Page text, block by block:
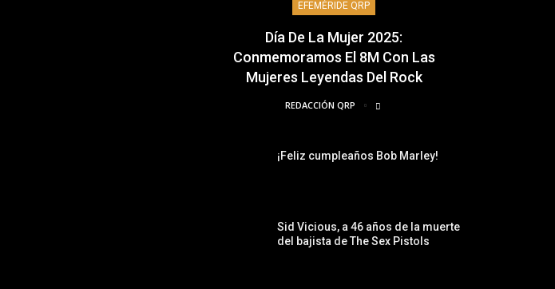
EFEMÉRIDE QRP
Día De La Mujer 2025:
Conmemoramos El 8M Con Las
Mujeres Leyendas Del Rock
REDACCIÓN QRP
¡Feliz cumpleaños Bob Marley!
Sid Vicious, a 46 años de la muerte
del bajista de The Sex Pistols